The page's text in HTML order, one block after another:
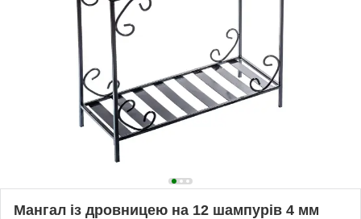
Мангал із дровницею на 12 шампурів 4 мм